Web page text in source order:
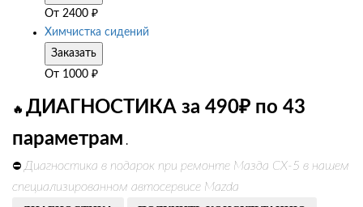
От 2400 ₽
Химчистка сидений
Заказать
От 1000 ₽
🔥 ДИАГНОСТИКА за 490₽ по 43
параметрам .
⛔ Диагностика в подарок при ремонте Мазда СХ-5 в нашем
специализированном автосервисе Mazda